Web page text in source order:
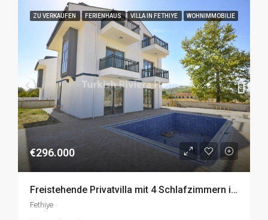
ZU VERKAUFEN FERIENHAUS VILLA IN FETHIYE WOHNIMMOBILIE
€296.000
Freistehende Privatvilla mit 4 Schlafzimmern in Seydikemer, Fethiye zu Verkaufen
Fethiye